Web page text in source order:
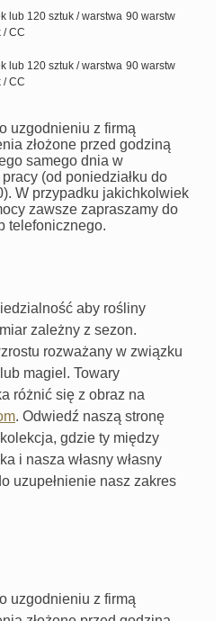
lub 120 sztuk / warstwa 90 warstw
/ CC
lub 120 sztuk / warstwa 90 warstw
/ CC
uzgodnieniu z firmą
złożone przed godziną
samego dnia w
(od poniedziałku do
W przypadku jakichkolwiek
zawsze zapraszamy do
telefonicznego.
aby rośliny
zależny z sezon.
rozważany w związku
lub magiel . Towary
różnić się z obraz na
. Odwiedź naszą stronę
kolekcja, gdzie ty między
i nasza własny własny
uzupełnienie nasz zakres
uzgodnieniu z firmą